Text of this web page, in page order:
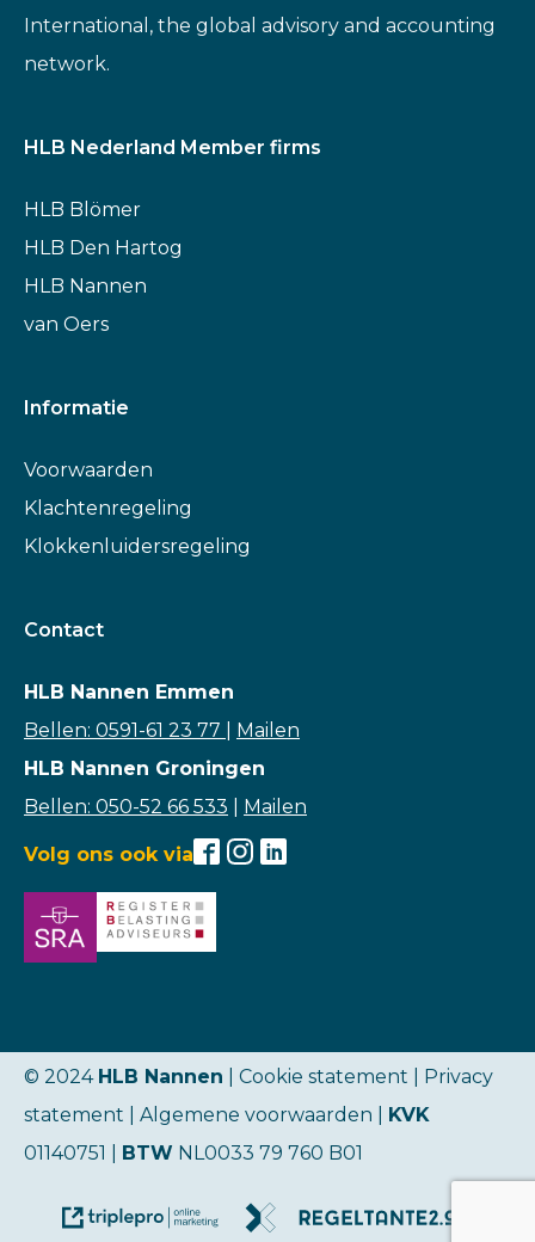
International, the global advisory and accounting
network.
HLB Nederland Member firms
HLB Blömer
HLB Den Hartog
HLB Nannen
van Oers
Informatie
Voorwaarden
Klachtenregeling
Klokkenluidersregeling
Contact
HLB Nannen Emmen
Bellen: 0591-61 23 77
Mailen
HLB Nannen Groningen
Bellen: 050-52 66 533
Mailen
Volg ons ook via
© 2024 HLB Nannen | Cookie statement | Privacy
statement
Algemene voorwaarden
KVK
01140751 | BTW NL0033 79 760 B01